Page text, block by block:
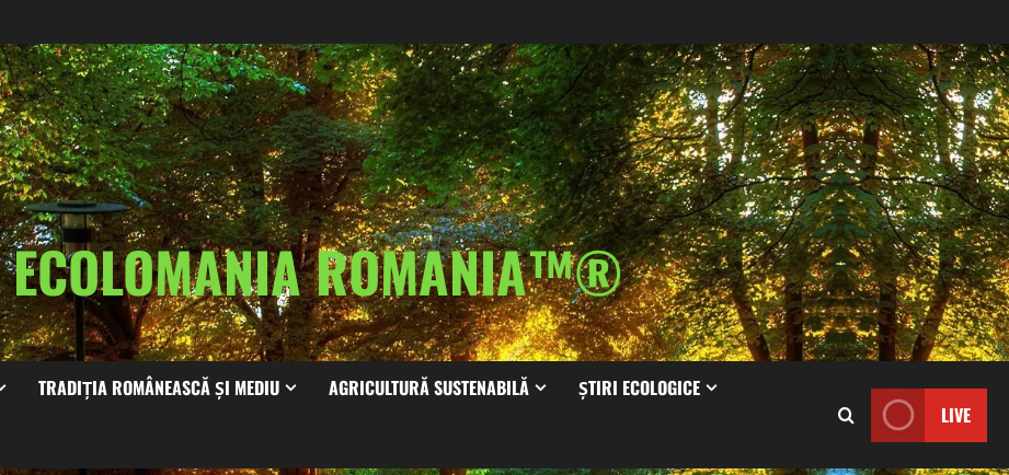
ROMANIA™®
TRADIȚIA ROMÂNEASCĂ ȘI MEDIU AGRICULTURĂ SUSTENABILĂ ȘTIRI ECOLOGICE
LIVE